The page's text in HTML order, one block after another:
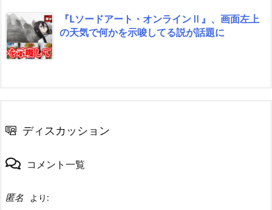
『Lソードアート・オンラインⅡ』、画面左上
の天気で何かを示唆してる説が話題に
ディスカッション
コメント一覧
匿名 より: